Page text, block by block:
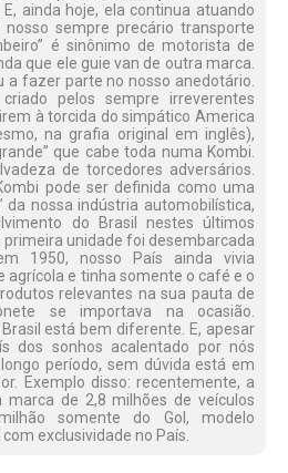
ainda hoje, ela continua atuando
sempre precário transporte
é sinônimo de motorista de
que ele guie van de outra marca.
a fazer parte no nosso anedotário.
pelos sempre irreverentes
à torcida do simpático America
na grafia original em inglês),
que cabe toda numa Kombi.
de torcedores adversários.
pode ser definida como uma
da nossa indústria automobilística,
do Brasil nestes últimos
primeira unidade foi desembarcada
1950, nosso País ainda vivia
agrícola e tinha somente o café e o
relevantes na sua pauta de
se importava na ocasião.
está bem diferente. E, apesar
dos sonhos acalentado por nós
período, sem dúvida está em
Exemplo disso: recentemente, a
marca de 2,8 milhões de veículos
somente do Gol, modelo
exclusividade no País.